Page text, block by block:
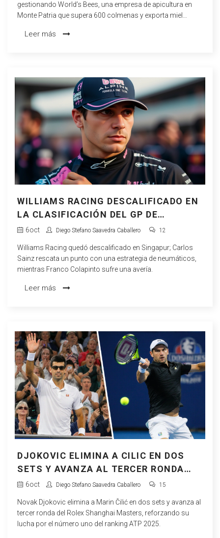
gestionando World’s Bees, una empresa de apicultura en
Monte Patria que supera 600 colmenas y exporta miel
Leer más
WILLIAMS RACING DESCALIFICADO EN
LA CLASIFICACIÓN DEL GP DE
SINGAPUR; SAINZ RESCATA UN PUNTO
6oct Diego Stefano Saavedra Caballero 12
Williams Racing quedó descalificado en Singapur; Carlos
Sainz rescata un punto con una estrategia de neumáticos,
mientras Franco Colapinto sufre una avería.
Leer más
DJOKOVIC ELIMINA A CILIC EN DOS
SETS Y AVANZA AL TERCER RONDA
DEL SHANGHAI MASTERS
6oct Diego Stefano Saavedra Caballero 15
Novak Djokovic elimina a Marin Čilić en dos sets y avanza al
tercer ronda del Rolex Shanghai Masters, reforzando su
lucha por el número uno del ranking ATP 2025.